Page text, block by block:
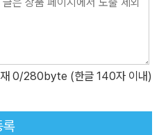
0/280byte (한글 140자 이내)
록